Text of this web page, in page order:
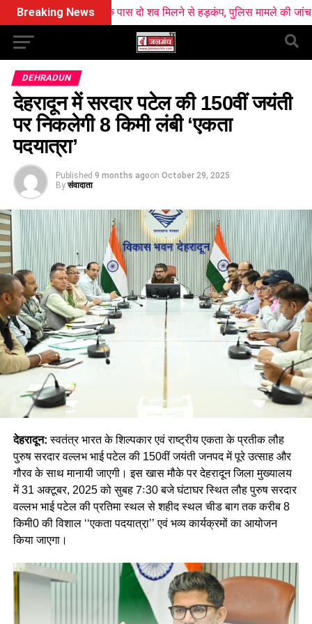
Breaking News
स्टेशन के पास दो शव मिलने से हड़कंप, पुलिस मामले की जांच में जुटी
DEHRADUN
देहरादून में सरदार पटेल की 150वीं जयंती
पर निकलेगी 8 किमी लंबी ‘एकता
पदयात्रा’
Published 9 months agoon October 29, 2025
By संवादाता
देहरादून: स्वतंत्र भारत के शिल्पकार एवं राष्ट्रीय एकता के प्रतीक लौह
पुरुष सरदार वल्लभ भाई पटेल की 150वीं जयंती जनपद में पूरे उत्साह और
गौरव के साथ मानायी जाएगी। इस खास मौके पर देहरादून जिला मुख्यालय
में 31 अक्टूबर, 2025 को सुबह 7ः30 बजे घंटाघर स्थित लौह पुरुष सरदार
वल्लभ भाई पटेल की प्रतिमा स्थल से शहीद स्थल चीड बाग तक करीब 8
किमी0 की विशाल ‘‘एकता पदयात्रा़’’ एवं भव्य कार्यक्रमों का आयोजन
किया जाएगा।